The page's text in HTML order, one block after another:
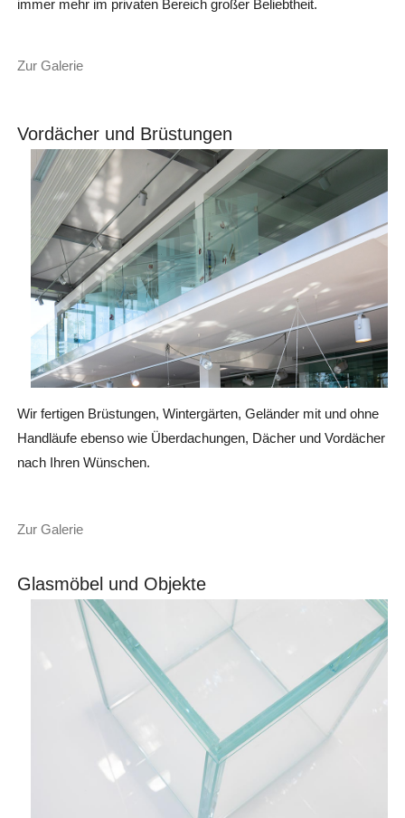
immer mehr im privaten Bereich großer Beliebtheit.
Zur Galerie
Vordächer und Brüstungen
Wir fertigen Brüstungen, Wintergärten, Geländer mit und ohne
Handläufe ebenso wie Überdachungen, Dächer und Vordächer
nach Ihren Wünschen.
Zur Galerie
Glasmöbel und Objekte